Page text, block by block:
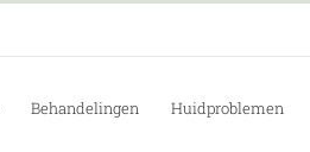
Behandelingen Huidproblemen